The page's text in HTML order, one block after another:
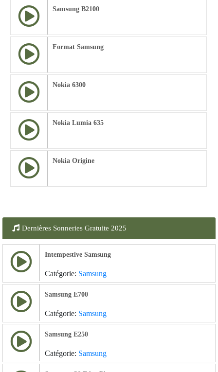
Samsung B2100
Format Samsung
Nokia 6300
Nokia Lumia 635
Nokia Origine
Dernières Sonneries Gratuite 2025
Intempestive Samsung
Catégorie: Samsung
Samsung E700
Catégorie: Samsung
Samsung E250
Catégorie: Samsung